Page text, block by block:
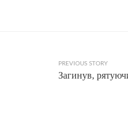
PREVIOUS STORY
Загинув,